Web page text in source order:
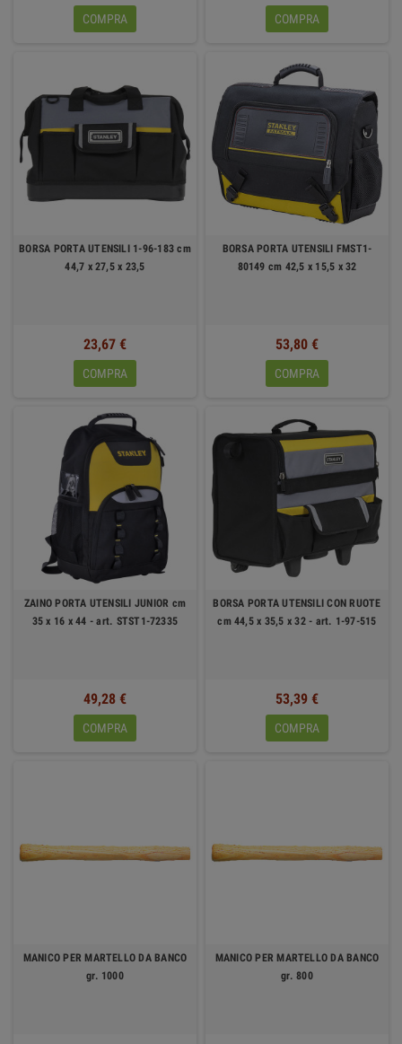
COMPRA COMPRA
BORSA PORTA UTENSILI 1-96-183 cm
44,7 x 27,5 x 23,5
23,67 €
COMPRA
BORSA PORTA UTENSILI FMST1-
80149 cm 42,5 x 15,5 x 32
53,80 €
COMPRA
ZAINO PORTA UTENSILI JUNIOR cm
35 x 16 x 44 - art. STST1-72335
49,28 €
COMPRA
BORSA PORTA UTENSILI CON RUOTE
cm 44,5 x 35,5 x 32 - art. 1-97-515
53,39 €
COMPRA
MANICO PER MARTELLO DA BANCO
gr. 1000
MANICO PER MARTELLO DA BANCO
gr. 800